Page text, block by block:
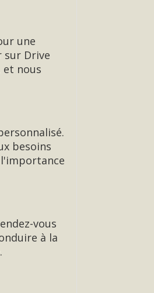
une
sur Drive
et nous
besoins
vous
à la